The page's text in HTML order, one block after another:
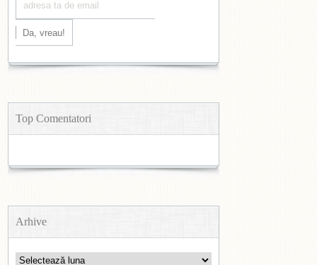
Top Comentatori
Arhive
Arhive